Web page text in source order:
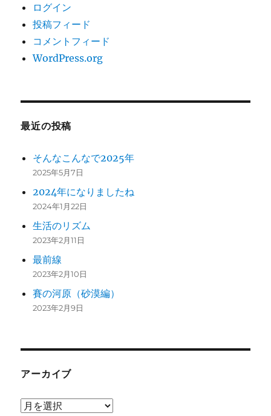
ログイン
投稿フィード
コメントフィード
WordPress.org
最近の投稿
そんなこんなで2025年
2025年5月7日
2024年になりましたね
2024年1月22日
生活のリズム
2023年2月11日
最前線
2023年2月10日
賽の河原（砂漠編）
2023年2月9日
アーカイブ
ア